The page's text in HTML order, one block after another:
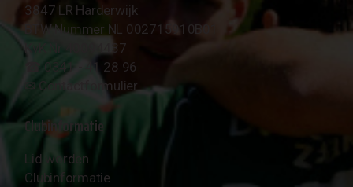
3847 LR Harderwijk
BTW Nummer NL 002715910B01
KvK Nr 40094437
☎︎ 0341 - 41 28 96
✉︎ Contactformulier
Clubinformatie
Lid worden
Clubinformatie